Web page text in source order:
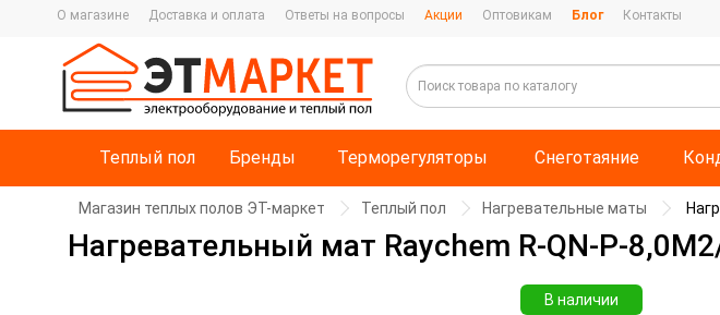
О магазине Доставка и оплата Ответы на вопросы Акции Оптовикам Блог Контакты
Теплый пол Бренды Терморегуляторы Снеготаяние
Магазин теплых полов ЭТ-маркет Теплый пол Нагревательные маты
Нагревательный мат Raychem R-QN-P-
В наличии